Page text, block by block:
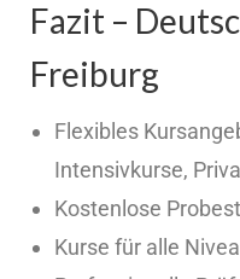
Fazit –
Freiburg
Flexibles
Intensivkurse,
Kostenlose
Kurse für alle